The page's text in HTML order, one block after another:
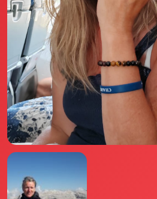
Il libro Donna di Cuori
Quanto costa Club di Più
Love Academy
Domande Frequenti
Impegno Sociale
Le nostre sedi
Facebook
YouTube
TikTok